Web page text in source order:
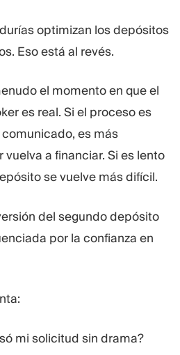
optimizan los depósitos
Eso está al revés.
el momento en que el
es real. Si el proceso es
es más
a financiar. Si es lento
se vuelve más difícil.
del segundo depósito
por la confianza en
mi solicitud sin drama?